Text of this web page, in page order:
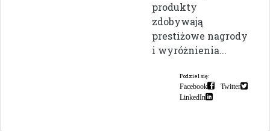
produkty
zdobywają
prestiżowe nagrody
i wyróżnienia...
Podziel się:
Facebook
Twitter
LinkedIn